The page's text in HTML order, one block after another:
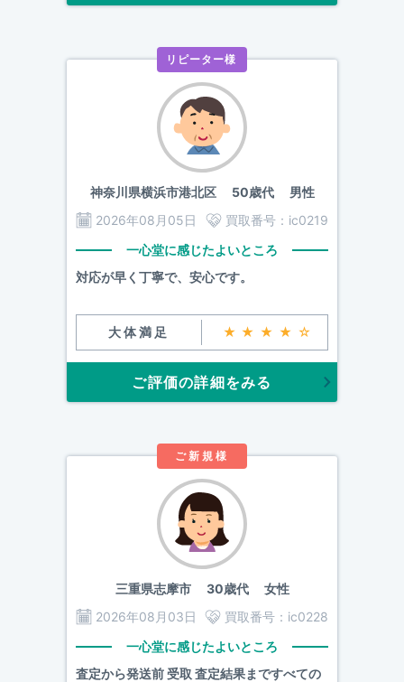
リピーター様
神奈川県横浜市港北区50歳代 男性
2026年08月05日
買取番号： ic0219
一心堂に感じたよいところ
対応が早く丁寧で、安心です。
大体満足 ★★★★☆
ご評価の詳細をみる
ご新規様
三重県志摩市30歳代 女性
2026年08月03日
買取番号： ic0228
一心堂に感じたよいところ
査定から発送前 受取 査定結果まですべての